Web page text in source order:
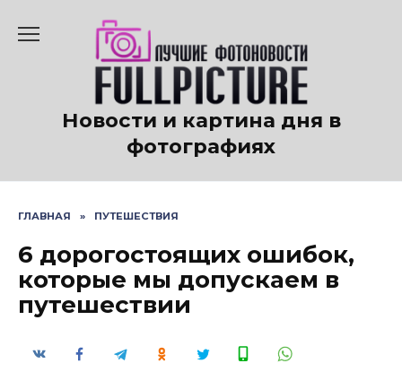
содержанию
Новости и картина дня в
фотографиях
ГЛАВНАЯ » ПУТЕШЕСТВИЯ
6 дорогостоящих ошибок,
которые мы допускаем в
путешествии